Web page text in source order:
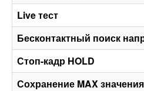
Live тест
Бесконтактный поиск
Стоп-кадр HOLD
Сохранение MAX значения